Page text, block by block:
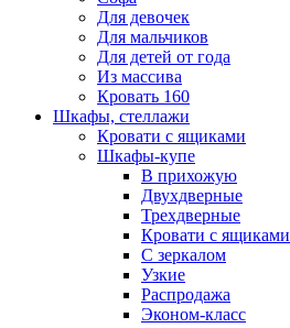
Для девочек
Для мальчиков
Для детей от года
Из массива
Кровать 160
Шкафы, стеллажи
Кровати с ящиками
Шкафы-купе
В прихожую
Двухдверные
Трехдверные
Кровати с ящиками
С зеркалом
Узкие
Распродажа
Эконом-класс